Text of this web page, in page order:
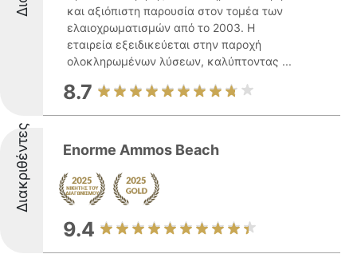
και αξιόπιστη παρουσία στον τομέα των
ελαιοχρωματισμών από το 2003. Η
εταιρεία εξειδικεύεται στην παροχή
ολοκληρωμένων λύσεων, καλύπτοντας ...
8.7
Διακριθέντες Enorme Ammos Beach
9.4